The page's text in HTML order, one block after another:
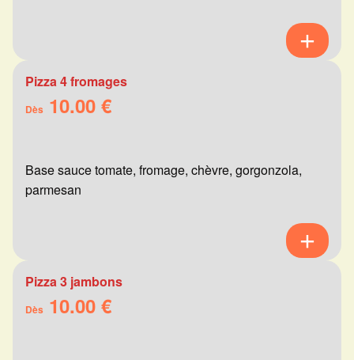
Pizza 4 fromages
Dès 10.00 €
Base sauce tomate, fromage, chèvre, gorgonzola,
parmesan
Pizza 3 jambons
Dès 10.00 €